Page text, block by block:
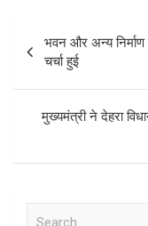
navigation
भवन और अन्य निर्माण
चर्चा हुई
मुख्यमंत्री ने देहरा